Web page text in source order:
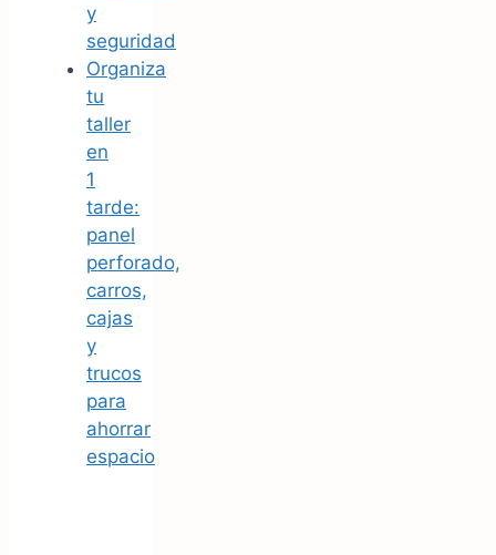
y
seguridad
Organiza
tu
taller
en
1
tarde:
panel
perforado,
carros,
cajas
y
trucos
para
ahorrar
espacio